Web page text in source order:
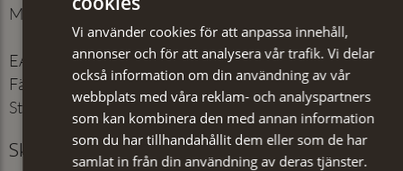
Material
polyamid, 8% spandex
EAN
7350184179201
Färg
Svart
Storlek
36/40
Skötselråd
Vi använder cookies för att anpassa innehåll,
annonser och för att analysera vår trafik. Vi delar
också information om din användning av vår
webbplats med våra reklam- och analyspartners
som kan kombinera den med annan information
som du har tillhandahållit dem eller som de har
samlat in från din användning av deras tjänster.